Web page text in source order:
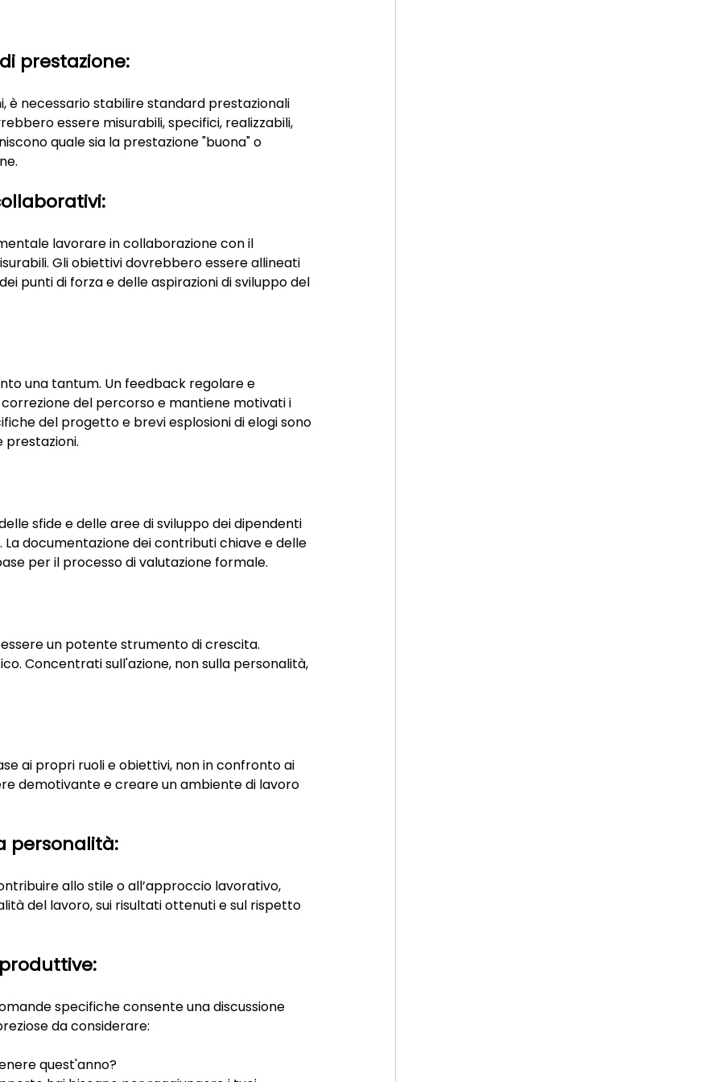
prestazione:
è necessario stabilire standard prestazionali
essere misurabili, specifici, realizzabili,
quale sia la prestazione "buona" o
lavorare in collaborazione con il
Gli obiettivi dovrebbero essere allineati
punti di forza e delle aspirazioni di sviluppo del
una tantum. Un feedback regolare e
del percorso e mantiene motivati i
del progetto e brevi esplosioni di elogi sono
prestazioni.
sfide e delle aree di sviluppo dei dipendenti
documentazione dei contributi chiave e delle
per il processo di valutazione formale.
un potente strumento di crescita.
Concentrati sull'azione, non sulla personalità,
ai propri ruoli e obiettivi, non in confronto ai
demotivante e creare un ambiente di lavoro
personalità:
allo stile o all’approccio lavorativo,
del lavoro, sui risultati ottenuti e sul rispetto
specifiche consente una discussione
da considerare:
quest'anno?